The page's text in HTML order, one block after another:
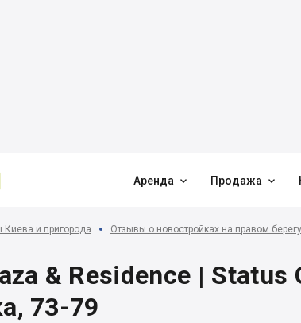
Аренда  Продажа 
и пригорода Отзывы о новостройках на правом берегу
& Residence | Status
73-79